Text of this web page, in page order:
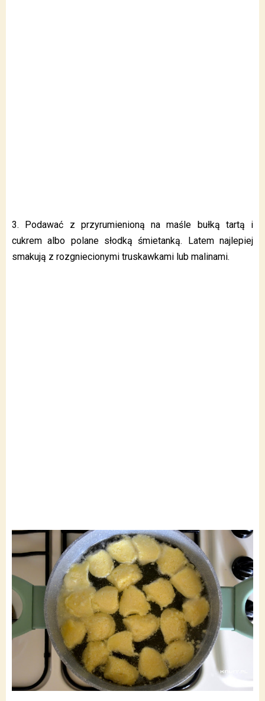
3. Podawać z przyrumienioną na maśle bułką tartą i
cukrem albo polane słodką śmietanką. Latem najlepiej
smakują z rozgniecionymi truskawkami lub malinami.